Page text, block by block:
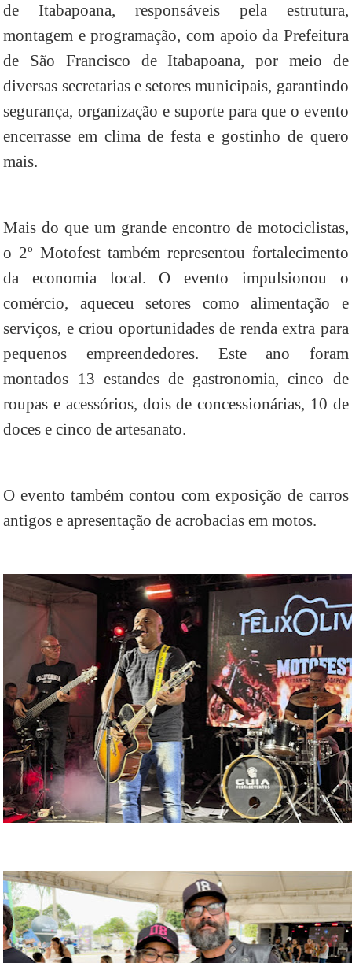
de Itabapoana, responsáveis pela estrutura,
montagem e programação, com apoio da Prefeitura
de São Francisco de Itabapoana, por meio de
diversas secretarias e setores municipais, garantindo
segurança, organização e suporte para que o evento
encerrasse em clima de festa e gostinho de quero
mais.
Mais do que um grande encontro de motociclistas,
o 2º Motofest também representou fortalecimento
da economia local. O evento impulsionou o
comércio, aqueceu setores como alimentação e
serviços, e criou oportunidades de renda extra para
pequenos empreendedores. Este ano foram
montados 13 estandes de gastronomia, cinco de
roupas e acessórios, dois de concessionárias, 10 de
doces e cinco de artesanato.
O evento também contou com exposição de carros
antigos e apresentação de acrobacias em motos.